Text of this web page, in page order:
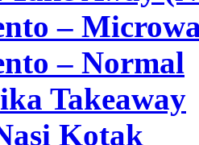
–
– Normal
Takeaway
Kotak